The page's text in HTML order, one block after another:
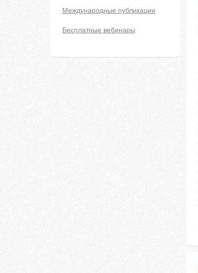
Международные публикации
Бесплатные вебинары